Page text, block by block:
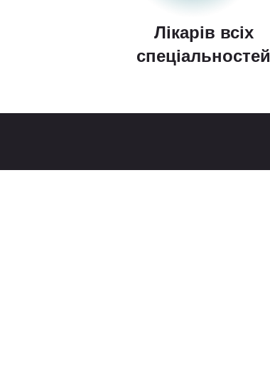
Лікарів всіх
спеціальностей